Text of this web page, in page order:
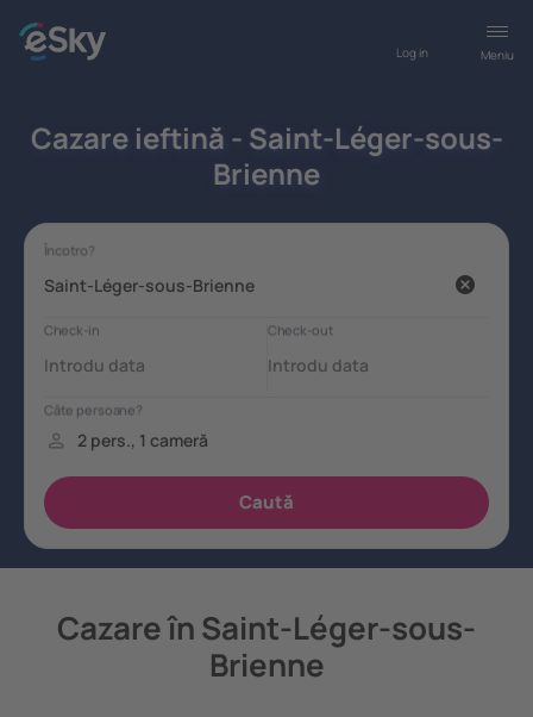
Meniu
Log in
Cazare ieftină - Saint-Léger-sous-
Brienne
Cazare în Saint-Léger-sous-
Brienne